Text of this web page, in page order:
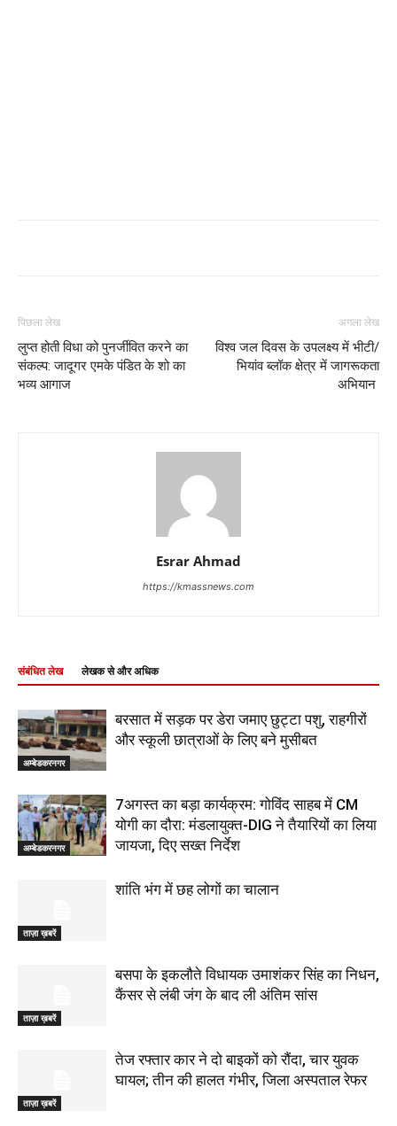
पिछला लेख
लुप्त होती विधा को पुनर्जीवित करने का
संकल्प: जादूगर एमके पंडित के शो का
भव्य आगाज
अगला लेख
विश्व जल दिवस के उपलक्ष्य में भीटी/
भियांव ब्लॉक क्षेत्र में जागरूकता
अभियान
Esrar Ahmad
https://kmassnews.com
संबंधित लेख लेखक से और अधिक
अम्बेडकरनगर
बरसात में सड़क पर डेरा जमाए छुट्टा पशु, राहगीरों
और स्कूली छात्राओं के लिए बने मुसीबत
अम्बेडकरनगर
7अगस्त का बड़ा कार्यक्रम: गोविंद साहब में CM
योगी का दौरा: मंडलायुक्त-DIG ने तैयारियों का लिया
जायजा, दिए सख्त निर्देश
ताज़ा ख़बरें
शांति भंग में छह लोगों का चालान
ताज़ा ख़बरें
बसपा के इकलौते विधायक उमाशंकर सिंह का निधन,
कैंसर से लंबी जंग के बाद ली अंतिम सांस
ताज़ा ख़बरें
तेज रफ्तार कार ने दो बाइकों को रौंदा, चार युवक
घायल; तीन की हालत गंभीर, जिला अस्पताल रेफर